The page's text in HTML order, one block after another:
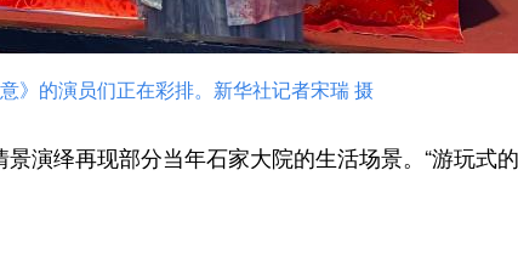
》的演员们正在彩排。新华社记者宋瑞 摄
演绎再现部分当年石家大院的生活场景。“游玩式的